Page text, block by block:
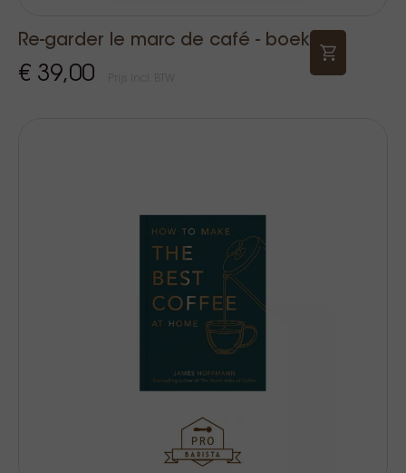
Re-garder le marc de café - boek
€ 39,00